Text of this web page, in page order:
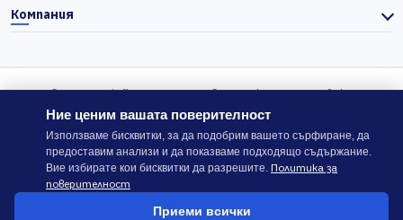
Компания
© 2026 Actiefhost. Съгласно българското търговско
законодателство цените в сайта се показват без ДДС, а ДДС се
изчислява отделно при завършване на поръчката, когато е
приложимо.
Ние ценим вашата поверителност
Използваме бисквитки, за да подобрим вашето сърфиране, да
предоставим анализи и да показваме подходящо съдържание.
Вие избирате кои бисквитки да разрешите. Политика за
поверителност
Приеми всички